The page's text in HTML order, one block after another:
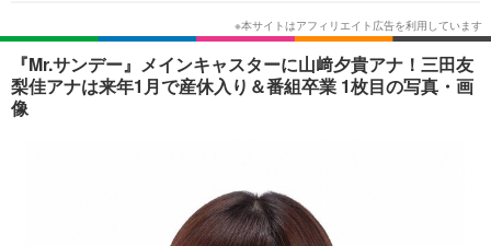
韓国・芸能
音楽 スポーツ
ライフTOP グルメ
ペット ショッピング
リリース一覧
プッシュ通知の停止方法
『Mr.サンデー』メインキャスターに山﨑夕貴アナ！三田友
梨佳アナは来年1月で産休入り＆番組卒業 1枚目の写真・画
像